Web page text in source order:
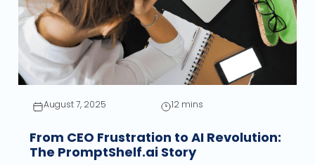
August 7, 2025 12 mins
From CEO Frustration to AI Revolution:
The PromptShelf.ai Story